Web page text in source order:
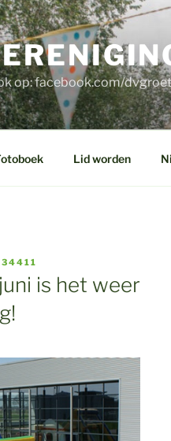
op: facebook.com/dvgroet
Lid worden
is het weer